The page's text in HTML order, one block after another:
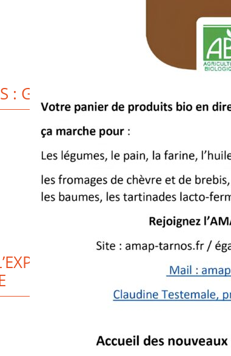
: GRAND SUCCÈS !
BANKSY MODESTE